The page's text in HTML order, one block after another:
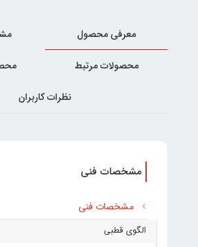
معرفی محصول
محصولات مرتبط
نظرات کاربران
مشخصات فنی
مشخصات فنی
الگوی قطبی